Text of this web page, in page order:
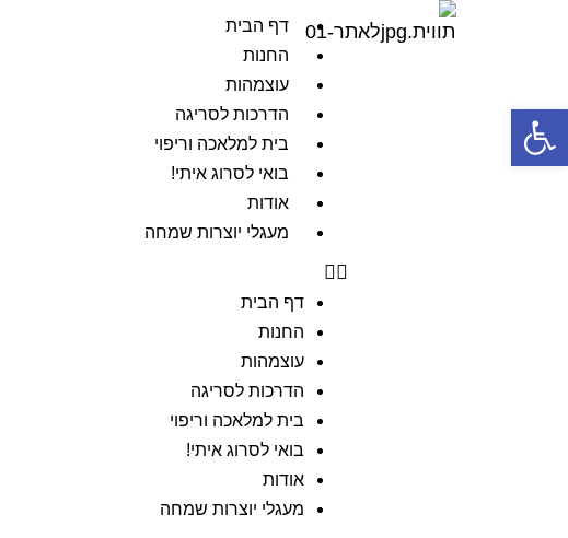
דף הבית
החנות
עוצמהות
הדרכות לסריגה
בית למלאכה וריפוי
בואי לסרוג איתי!
אודות
מעגלי יוצרות שמחה
דף הבית
החנות
עוצמהות
הדרכות לסריגה
בית למלאכה וריפוי
בואי לסרוג איתי!
אודות
מעגלי יוצרות שמחה
פתח סרגל נגישות